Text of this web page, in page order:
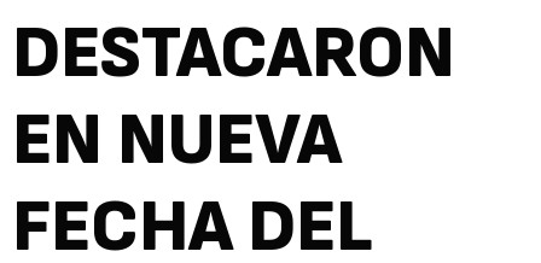
DESTACARON
EN NUEVA
FECHA DEL